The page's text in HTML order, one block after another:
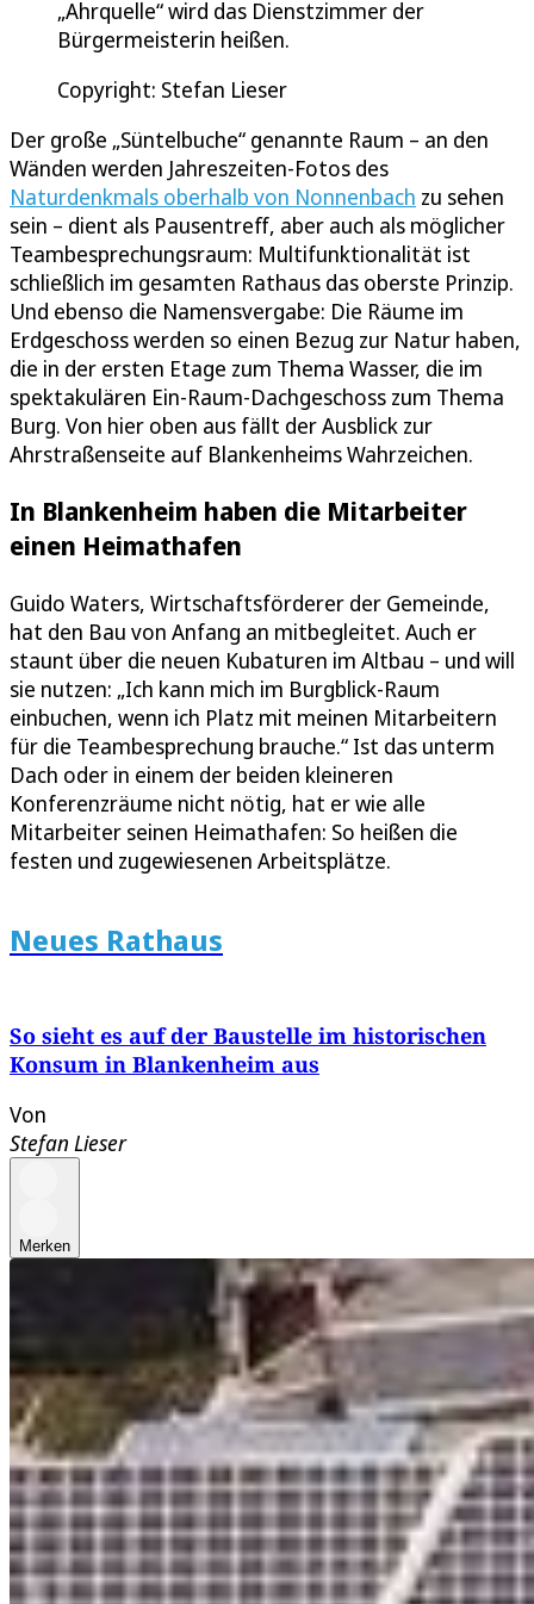
„Ahrquelle“ wird das Dienstzimmer der
Bürgermeisterin heißen.
Copyright: Stefan Lieser
Der große „Süntelbuche“ genannte Raum – an den
Wänden werden Jahreszeiten-Fotos des
Naturdenkmals oberhalb von Nonnenbach zu sehen
sein – dient als Pausentreff, aber auch als möglicher
Teambesprechungsraum: Multifunktionalität ist
schließlich im gesamten Rathaus das oberste Prinzip.
Und ebenso die Namensvergabe: Die Räume im
Erdgeschoss werden so einen Bezug zur Natur haben,
die in der ersten Etage zum Thema Wasser, die im
spektakulären Ein-Raum-Dachgeschoss zum Thema
Burg. Von hier oben aus fällt der Ausblick zur
Ahrstraßenseite auf Blankenheims Wahrzeichen.
In Blankenheim haben die Mitarbeiter
einen Heimathafen
Guido Waters, Wirtschaftsförderer der Gemeinde,
hat den Bau von Anfang an mitbegleitet. Auch er
staunt über die neuen Kubaturen im Altbau – und will
sie nutzen: „Ich kann mich im Burgblick-Raum
einbuchen, wenn ich Platz mit meinen Mitarbeitern
für die Teambesprechung brauche.“ Ist das unterm
Dach oder in einem der beiden kleineren
Konferenzräume nicht nötig, hat er wie alle
Mitarbeiter seinen Heimathafen: So heißen die
festen und zugewiesenen Arbeitsplätze.
Neues Rathaus
So sieht es auf der Baustelle im historischen
Konsum in Blankenheim aus
Von
Stefan Lieser
Merken